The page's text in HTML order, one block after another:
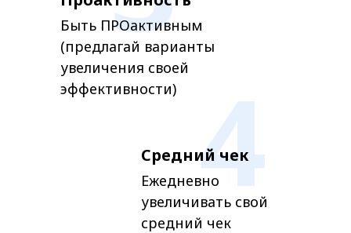
4
Быть ПРОактивным
(предлагай варианты
увеличения своей
эффективности)
Средний чек
Ежедневно
увеличивать свой
средний чек